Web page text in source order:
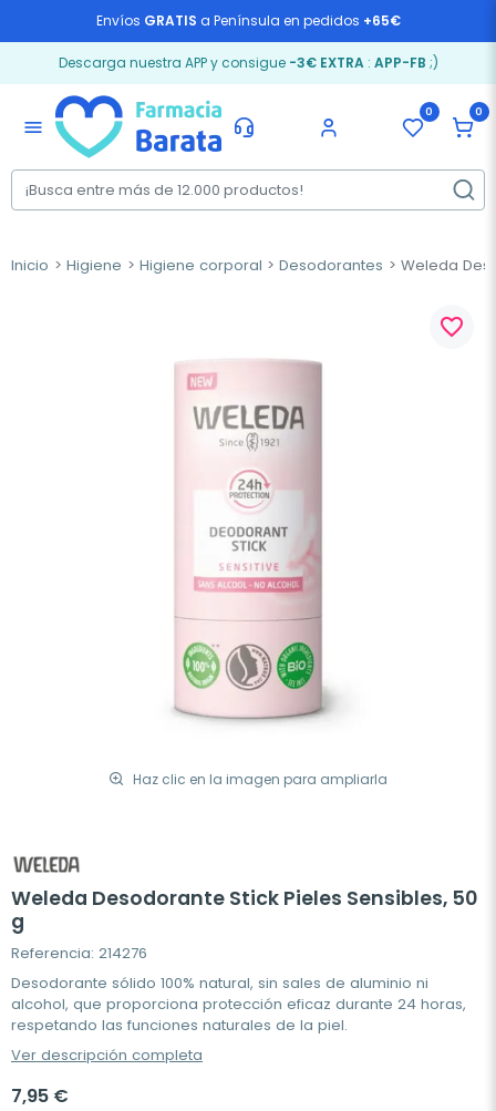
Envíos GRATIS a Península en pedidos +65€
Descarga nuestra APP y consigue -3€ EXTRA: APP-FB ;)
menu
0 0
Inicio Higiene Higiene corporal Desodorantes Weleda
Haz clic en la imagen para ampliarla
favorite_border
Weleda Desodorante Stick Pieles Sensibles, 50
g
Referencia: 214276
Desodorante sólido 100% natural, sin sales de aluminio ni
alcohol, que proporciona protección eficaz durante 24 horas,
respetando las funciones naturales de la piel.
Ver descripción completa
7,95 €